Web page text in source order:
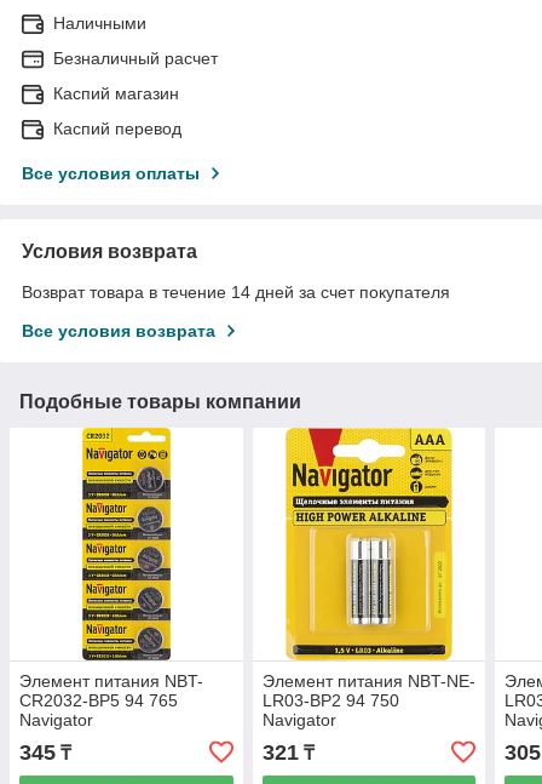
Наличными
Безналичный расчет
Каспий магазин
Каспий перевод
Все условия оплаты
Условия возврата
Возврат товара в течение 14 дней за счет покупателя
Все условия возврата
Подобные товары компании
Элемент питания NBT-
CR2032-BP5 94 765
Navigator
345 ₸
Элемент питания NBT-NE-
LR03-BP2 94 750
Navigator
321₸ 305